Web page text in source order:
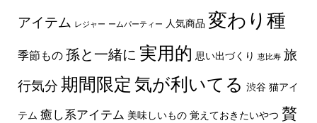
アイテム レジャー ームパーティー 人気商品 変わり種
季節もの 孫と一緒に 実用的 思い出づくり 恵比寿 旅
行気分 期間限定 気が利いてる 渋谷 猫アイ
テム 癒し系アイテム 美味しいもの 覚えておきたいやつ 贅